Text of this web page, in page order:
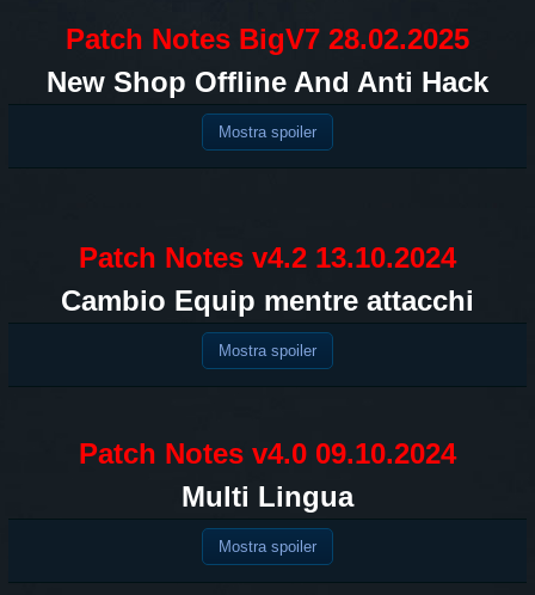
Patch Notes BigV7 28.02.2025
New Shop Offline And Anti Hack
Mostra spoiler
Patch Notes v4.2 13.10.2024
Cambio Equip mentre attacchi
Mostra spoiler
Patch Notes v4.0 09.10.2024
Multi Lingua
Mostra spoiler